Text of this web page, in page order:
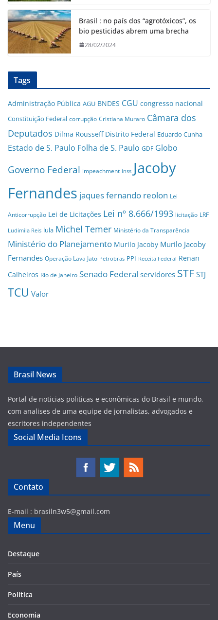
Brasil : no país dos “agrotóxicos”, os
bio pesticidas abrem uma brecha
28/02/2024
Tags
Administração Pública AGU BNDES CGU congresso nacional
Constituição Federal corrupção Cristiana Muraro Câmara dos
Deputados Dilma Rousseff Distrito Federal Eduardo Cunha
Estado de S. Paulo Folha de S. Paulo GDF Globo
Governo Federal impeachment inss Jacoby
Fernandes jaques fernando reolon Lei
Anticorrupção Lei de Licitações Lei nº 8.666/1993 licitação LRF
Ludimila Reis lula Michel Temer Ministério da Transparência
Ministério do Planejamento Murilo Jacoby Murilo Jacoby
Fernandes Operação Lava Jato Petrobras PPI Receita Federal Renan
Calheiros Rio de Janeiro Senado Federal servidores STF STJ
TCU Valor
Brasil News
Portal de noticias politicas e econômicas do Brasil e mundo,
com analises de uma equipe de jornalistas, advogados e
escritores independentes
Social Media Icons
Contato
E-mail : brasiln3w5@gmail.com
Menu
Destaque
País
Politica
Economia